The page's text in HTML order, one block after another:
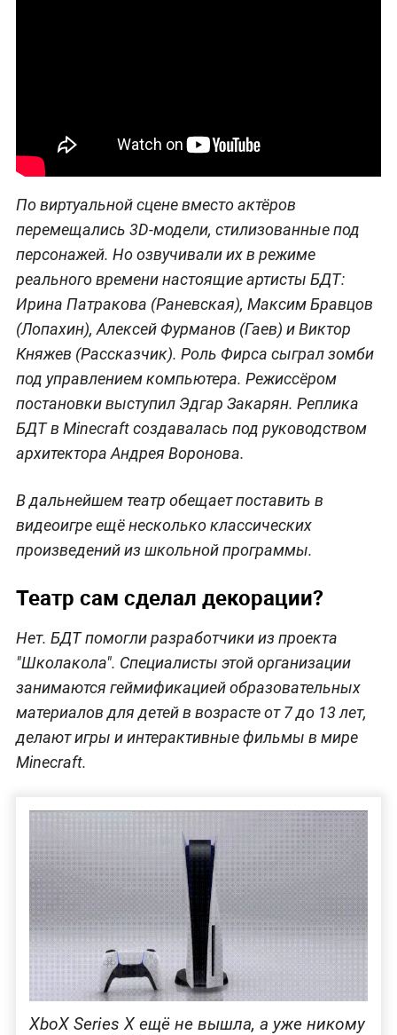
По виртуальной сцене вместо актёров
перемещались 3D-модели, стилизованные под
персонажей. Но озвучивали их в режиме
реального времени настоящие артисты БДТ:
Ирина Патракова (Раневская), Максим Бравцов
(Лопахин), Алексей Фурманов (Гаев) и Виктор
Княжев (Рассказчик). Роль Фирса сыграл зомби
под управлением компьютера. Режиссёром
постановки выступил Эдгар Закарян. Реплика
БДТ в Minecraft создавалась под руководством
архитектора Андрея Воронова.
В дальнейшем театр обещает поставить в
видеоигре ещё несколько классических
произведений из школьной программы.
Театр сам сделал декорации?
Нет. БДТ помогли разработчики из проекта
"Школакола". Специалисты этой организации
занимаются геймификацией образовательных
материалов для детей в возрасте от 7 до 13 лет,
делают игры и интерактивные фильмы в мире
Minecraft.
XboX Series X ещё не вышла, а уже никому